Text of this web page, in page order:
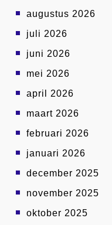
augustus 2026
juli 2026
juni 2026
mei 2026
april 2026
maart 2026
februari 2026
januari 2026
december 2025
november 2025
oktober 2025